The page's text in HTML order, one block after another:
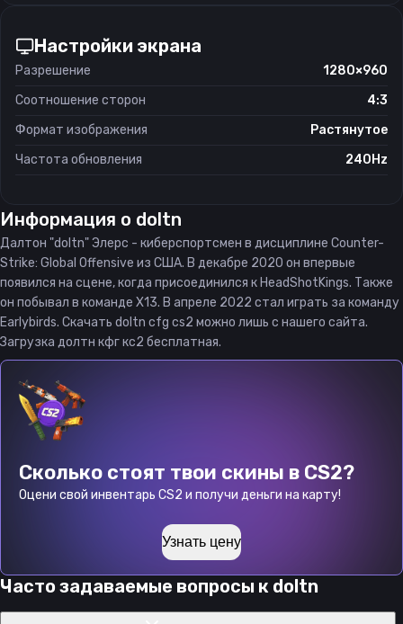
Настройки экрана
Разрешение
1280×960
Соотношение сторон
4:3
Формат изображения
Растянутое
Частота обновления
240Hz
Информация о doltn
Далтон "doltn" Элерс - киберспортсмен в дисциплине Counter-
Strike: Global Offensive из США. В декабре 2020 он впервые
появился на сцене, когда присоединился к HeadShotKings. Также
он побывал в команде X13. В апреле 2022 стал играть за команду
Earlybirds. Скачать doltn cfg cs2 можно лишь с нашего сайта.
Загрузка долтн кфг кс2 бесплатная.
Сколько стоят твои скины в CS2?
Оцени свой инвентарь CS2 и получи деньги на карту!
Узнать цену
Часто задаваемые вопросы к doltn